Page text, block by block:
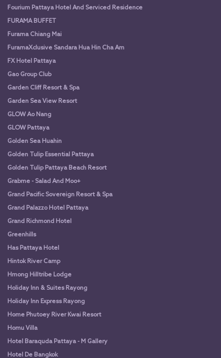
Fourium Pattaya Hotel And Serviced Residence
FURAMA BUFFET
Furama Chiang Mai
FuramaXclusive Sandara Hua Hin Cha Am
FX Hotel Pattaya
Gao Group Club
Garden Cliff Resort & Spa
Garden Sea View Resort
GLOW Ao Nang
GLOW Pattaya
Golden Sea Huahin
Golden Tulip Essential Pattaya
Golden Tulip Pattaya Beach Resort
Grabme - Salad And Moo+
Grand Pacific Sovereign Resort & Spa
Grand Palazzo Hotel Pattaya
Grand Richmond Hotel
Greenhills
Has Pattaya Hotel
Hintok River Camp
Hmong Hilltribe Lodge
Holiday Inn & Suites Rayong
Holiday Inn Express Rayong
Home Phutoey River Kwai Resort
Homu Villa
Hotel Baraquda Pattaya - M Gallery
Hotel De Bangkok